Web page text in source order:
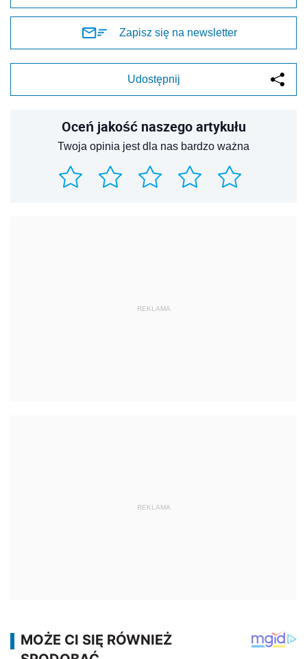
Zapisz się na newsletter
Udostępnij
Oceń jakość naszego artykułu
Twoja opinia jest dla nas bardzo ważna
REKLAMA
REKLAMA